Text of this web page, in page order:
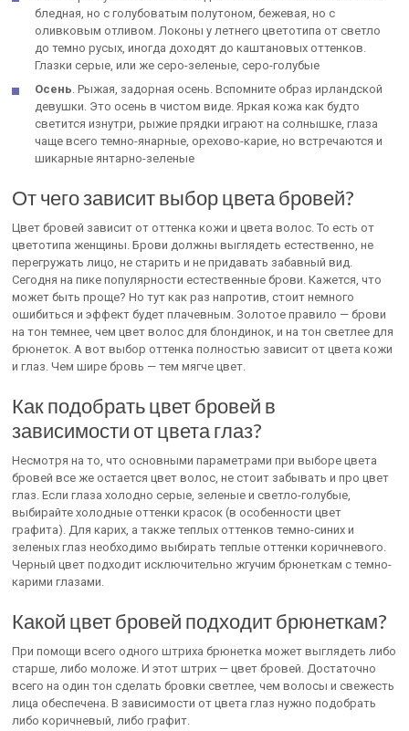
бледная, но с голубоватым полутоном, бежевая, но с
оливковым отливом. Локоны у летнего цветотипа от светло
до темно русых, иногда доходят до каштановых оттенков.
Глазки серые, или же серо-зеленые, серо-голубые
Осень . Рыжая, задорная осень. Вспомните образ ирландской
девушки. Это осень в чистом виде. Яркая кожа как будто
светится изнутри, рыжие прядки играют на солнышке, глаза
чаще всего темно-янарные, орехово-карие, но встречаются и
шикарные янтарно-зеленые
От чего зависит выбор цвета бровей?
Цвет бровей зависит от оттенка кожи и цвета волос. То есть от
цветотипа женщины. Брови должны выглядеть естественно, не
перегружать лицо, не старить и не придавать забавный вид.
Сегодня на пике популярности естественные брови. Кажется, что
может быть проще? Но тут как раз напротив, стоит немного
ошибиться и эффект будет плачевным. Золотое правило — брови
на тон темнее, чем цвет волос для блондинок, и на тон светлее для
брюнеток. А вот выбор оттенка полностью зависит от цвета кожи
и глаз. Чем шире бровь — тем мягче цвет.
Как подобрать цвет бровей в
зависимости от цвета глаз?
Несмотря на то, что основными параметрами при выборе цвета
бровей все же остается цвет волос, не стоит забывать и про цвет
глаз. Если глаза холодно серые, зеленые и светло-голубые,
выбирайте холодные оттенки красок (в особенности цвет
графита). Для карих, а также теплых оттенков темно-синих и
зеленых глаз необходимо выбирать теплые оттенки коричневого.
Черный цвет подходит исключительно жгучим брюнеткам с темно-
карими глазами.
Какой цвет бровей подходит брюнеткам?
При помощи всего одного штриха брюнетка может выглядеть либо
старше, либо моложе. И этот штрих — цвет бровей. Достаточно
всего на один тон сделать бровки светлее, чем волосы и свежесть
лица обеспечена. В зависимости от цвета глаз нужно подобрать
либо коричневый, либо графит.